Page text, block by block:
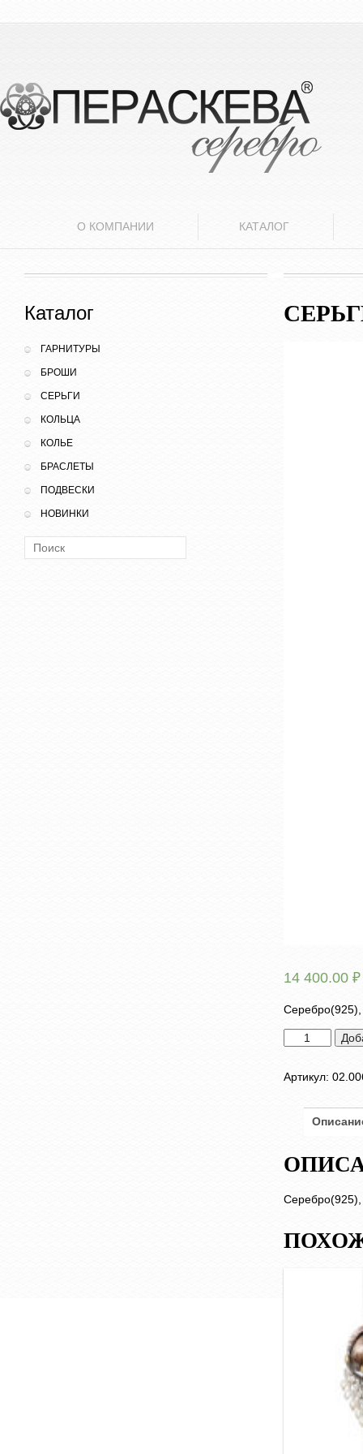
О КОМПАНИИ КАТАЛОГ
Каталог
ГАРНИТУРЫ
БРОШИ
СЕРЬГИ
КОЛЬЦА
КОЛЬЕ
БРАСЛЕТЫ
ПОДВЕСКИ
НОВИНКИ
Поиск:
14 400.00 ₽
Количество
товара
Артикул: